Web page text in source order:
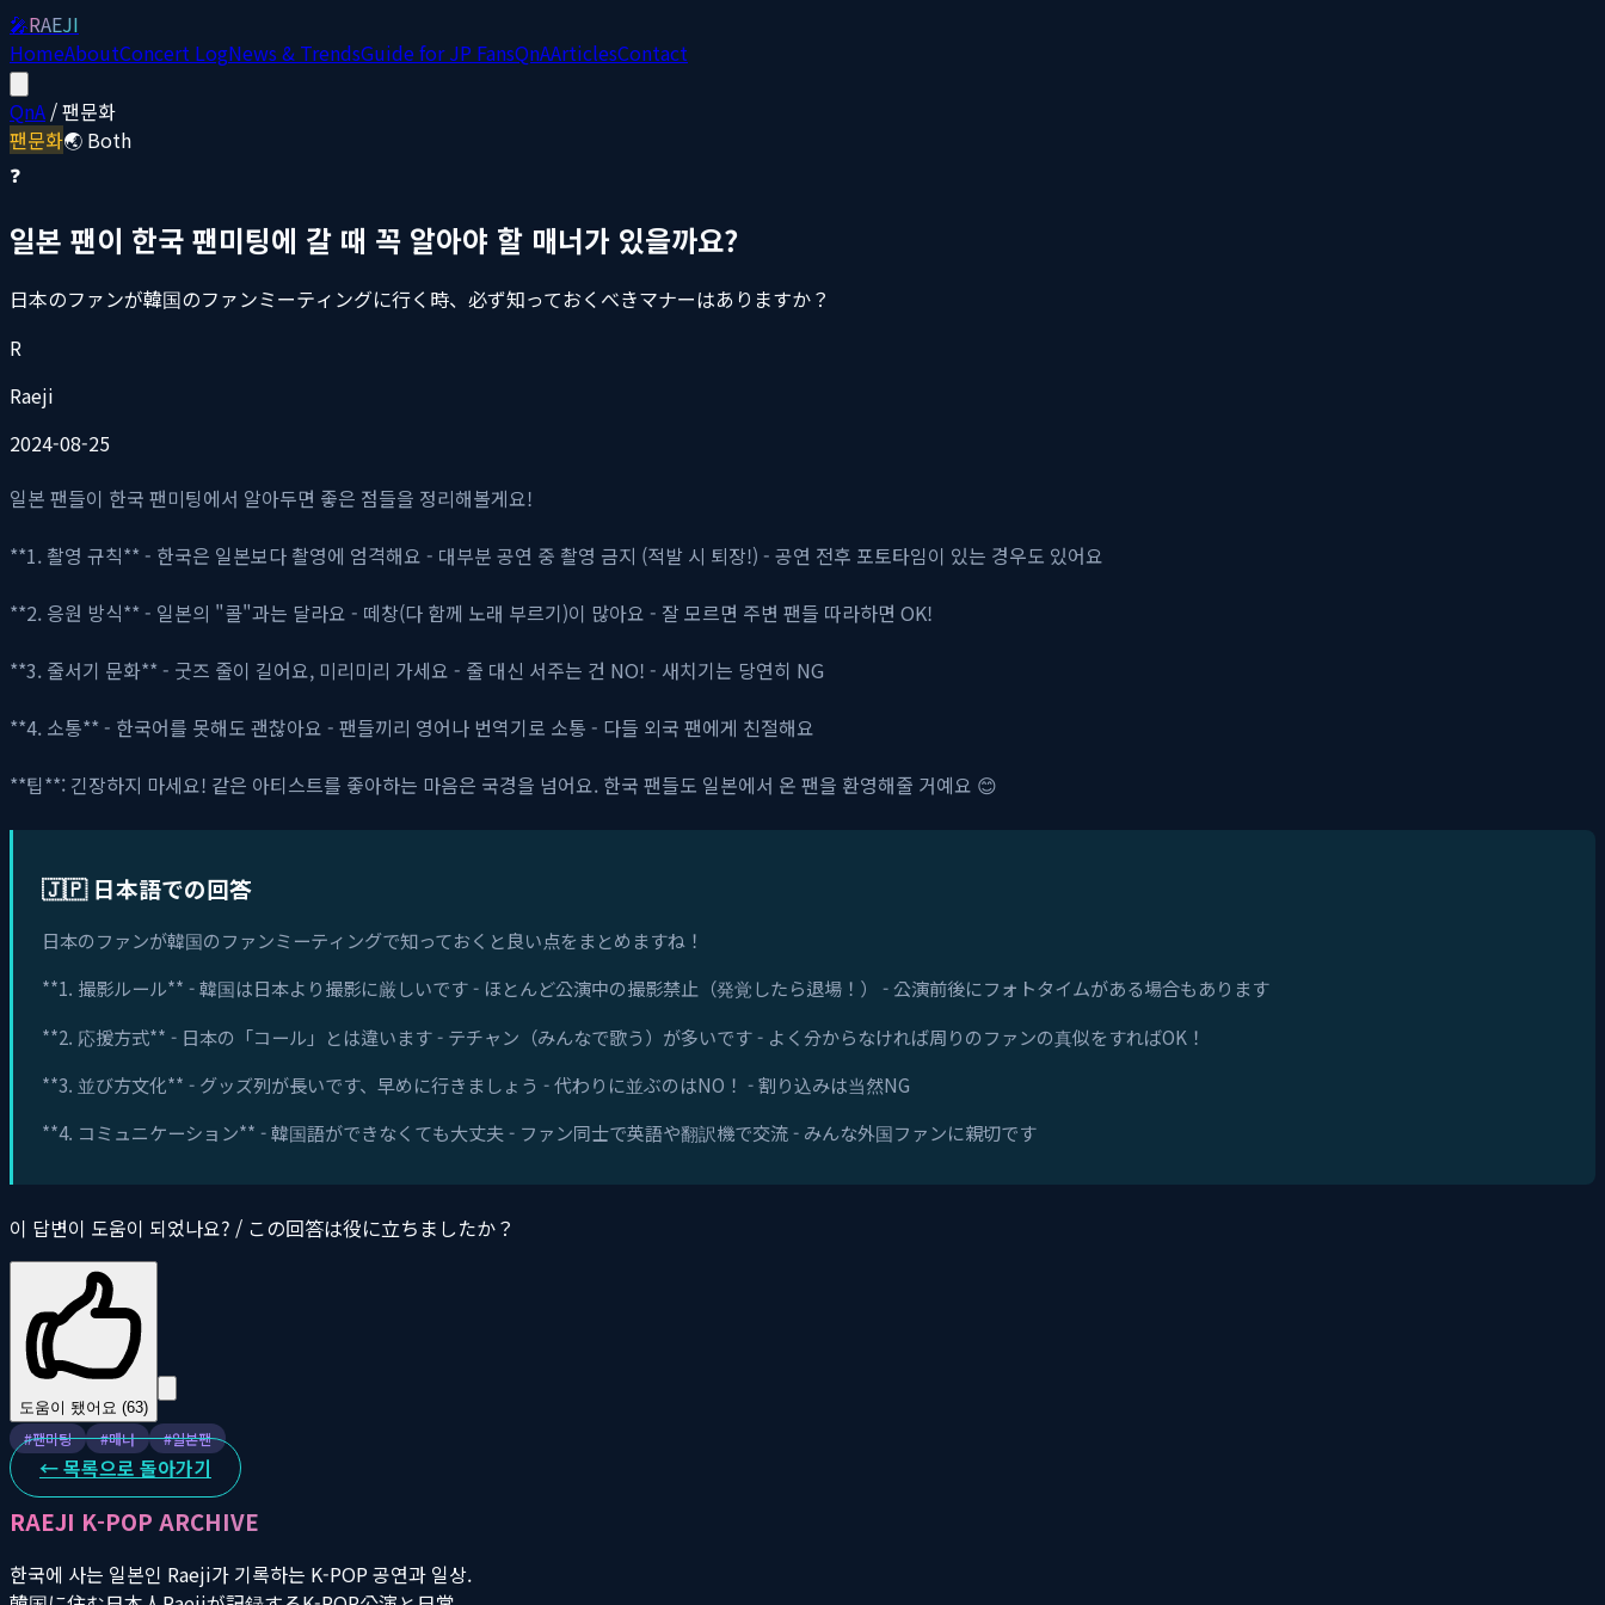
🎤RAEJI
HomeAboutConcert LogNews & TrendsGuide for JP FansQnAArticlesContact
QnA/팬문화
팬문화🌏 Both
❓
일본 팬이 한국 팬미팅에 갈 때 꼭 알아야 할 매너가 있을까요?
日本のファンが韓国のファンミーティングに行く時、必ず知っておくべきマナーはありますか？
R
Raeji
2024-08-25
일본 팬들이 한국 팬미팅에서 알아두면 좋은 점들을 정리해볼게요!
**1. 촬영 규칙** - 한국은 일본보다 촬영에 엄격해요 - 대부분 공연 중 촬영 금지 (적발 시 퇴장!) - 공연 전후 포토타임이 있는 경우도 있어요
**2. 응원 방식** - 일본의 "콜"과는 달라요 - 떼창(다 함께 노래 부르기)이 많아요 - 잘 모르면 주변 팬들 따라하면 OK!
**3. 줄서기 문화** - 굿즈 줄이 길어요, 미리미리 가세요 - 줄 대신 서주는 건 NO! - 새치기는 당연히 NG
**4. 소통** - 한국어를 못해도 괜찮아요 - 팬들끼리 영어나 번역기로 소통 - 다들 외국 팬에게 친절해요
**팁**: 긴장하지 마세요! 같은 아티스트를 좋아하는 마음은 국경을 넘어요. 한국 팬들도 일본에서 온 팬을 환영해줄 거예요 😊
🇯🇵 日本語での回答
日本のファンが韓国のファンミーティングで知っておくと良い点をまとめますね！
**1. 撮影ルール** - 韓国は日本より撮影に厳しいです - ほとんど公演中の撮影禁止（発覚したら退場！） - 公演前後にフォトタイムがある場合もあります
**2. 応援方式** - 日本の「コール」とは違います - テチャン（みんなで歌う）が多いです - よく分からなければ周りのファンの真似をすればOK！
**3. 並び方文化** - グッズ列が長いです、早めに行きましょう - 代わりに並ぶのはNO！ - 割り込みは当然NG
**4. コミュニケーション** - 韓国語ができなくても大丈夫 - ファン同士で英語や翻訳機で交流 - みんな外国ファンに親切です
이 답변이 도움이 되었나요? / この回答は役に立ちましたか？
도움이 됐어요 (63)
#팬미팅 #매너 #일본팬
← 목록으로 돌아가기
RAEJI K-POP ARCHIVE
한국에 사는 일본인 Raeji가 기록하는 K-POP 공연과 일상.